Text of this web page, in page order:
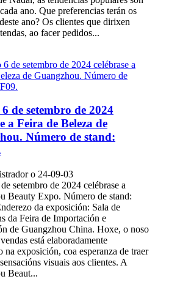
ano. Que preferencias terán os
ano? Os clientes que dirixen
ao facer pedidos...
de setembro de 2024
a Feira de Beleza de
Número de stand:
o 24-09-03
setembro de 2024 celébrase a
Beauty Expo. Número de stand:
da exposición: Sala de
da Feira de Importación e
de Guangzhou China. Hoxe, o noso
está elaboradamente
na exposición, coa esperanza de traer
visuais aos clientes. A
Beaut...